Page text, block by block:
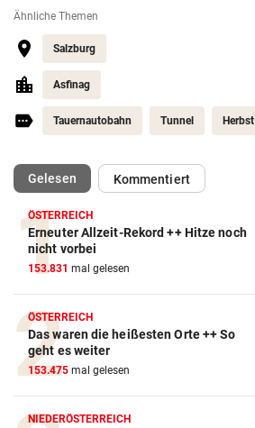
Ähnliche Themen
Salzburg
Asfinag
Tauernautobahn Tunnel Herbst
Gelesen(ausgewählt)Kommentiert
ÖSTERREICH
Erneuter Allzeit-Rekord ++ Hitze noch
nicht vorbei
153.831 mal gelesen
ÖSTERREICH
Das waren die heißesten Orte ++ So
geht es weiter
153.475 mal gelesen
NIEDERÖSTERREICH